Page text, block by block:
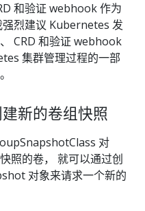
和验证 webhook 作为
烈建议 Kubernetes 发
CRD 和验证 webhook
集群管理过程的一部
新的卷组快照
对
照的卷， 就可以通过创
对象来请求一个新的